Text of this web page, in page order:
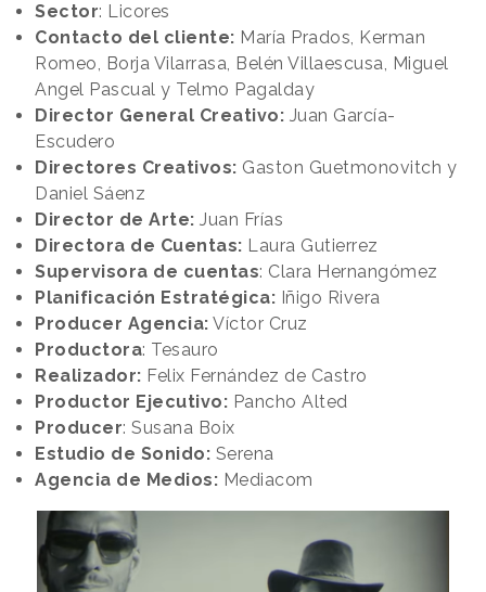
Sector: Licores
Contacto del cliente: María Prados, Kerman
Romeo, Borja Vilarrasa, Belén Villaescusa, Miguel
Angel Pascual y Telmo Pagalday
Director General Creativo: Juan García-
Escudero
Directores Creativos: Gaston Guetmonovitch y
Daniel Sáenz
Director de Arte: Juan Frías
Directora de Cuentas: Laura Gutierrez
Supervisora de cuentas: Clara Hernangómez
Planificación Estratégica: Iñigo Rivera
Producer Agencia: Víctor Cruz
Productora: Tesauro
Realizador: Felix Fernández de Castro
Productor Ejecutivo: Pancho Alted
Producer: Susana Boix
Estudio de Sonido: Serena
Agencia de Medios: Mediacom